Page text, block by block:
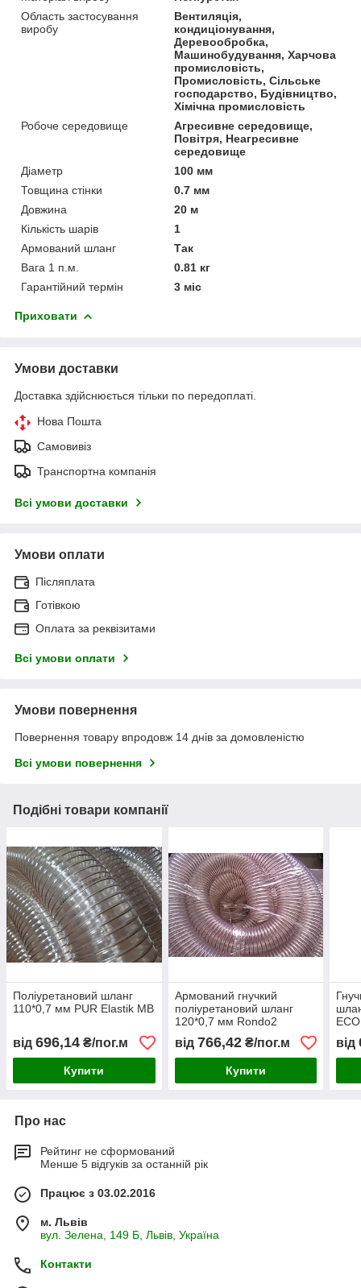
Область застосування
виробу
Вентиляція,
кондиціонування,
Деревообробка,
Машинобудування, Харчова
промисловість,
Промисловість, Сільське
господарство, Будівництво,
Хімічна промисловість
Робоче середовище
Агресивне середовище,
Повітря, Неагресивне
середовище
Діаметр
100 мм
Товщина стінки
0.7 мм
Довжина
20 м
Кількість шарів
1
Армований шланг
Так
Вага 1 п.м.
0.81 кг
Гарантійний термін
3 міс
Приховати
Умови доставки
Доставка здійснюється тільки по передоплаті.
Нова Пошта
Самовивіз
Транспортна компанія
Всі умови доставки
Умови оплати
Післяплата
Готівкою
Оплата за реквізитами
Всі умови оплати
Умови повернення
Повернення товару впродовж 14 днів за домовленістю
Всі умови повернення
Подібні товари компанії
Поліуретановий шланг
110*0,7 мм PUR Elastik MB
від 696,14 ₴/пог.м
Купити
Армований гнучкий
поліуретановий шланг
120*0,7 мм Rondo2
польського виробництва
від 766,42₴/пог.м
Купити
ECO
від
Про нас
Рейтинг не сформований
Менше 5 відгуків за останній рік
Працює з 03.02.2016
м. Львів
вул. Зелена, 149 Б, Львів, Україна
Контакти